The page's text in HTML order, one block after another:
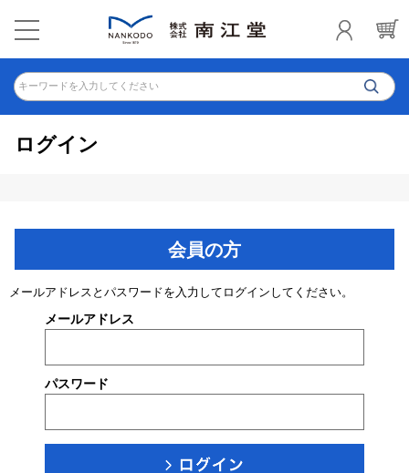
キーワードを入力してください
ログイン
会員の方
メールアドレスとパスワードを入力してログインしてください。
メールアドレス
パスワード